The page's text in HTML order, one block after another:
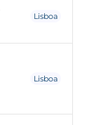
Lisboa
Lisboa